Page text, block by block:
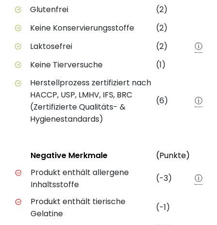
Glutenfrei
(2)
Keine Konservierungsstoffe
(2)
Laktosefrei
(2)
ⓘ
Keine Tierversuche
(1)
Herstellprozess zertifiziert nach
HACCP, USP, LMHV, IFS, BRC
(Zertifizierte Qualitäts- &
Hygienestandards)
(6) ⓘ
Negative Merkmale des Produkts mit Punkteabzug
StatusNegative Merkmale (Punkte)
Produkt enthält allergene
Inhaltsstoffe
(-3) ⓘ
Produkt enthält tierische
Gelatine
(-1)